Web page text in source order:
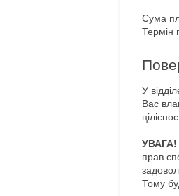
Сума
Термін
У
Вас
УВАГА!
прав
Тому